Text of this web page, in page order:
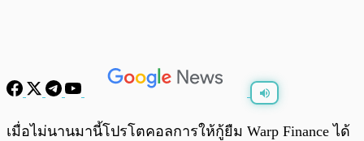
เมื่อไม่นานมานี้โปรโตคอลการให้กู้ยืม Warp Finance ได้